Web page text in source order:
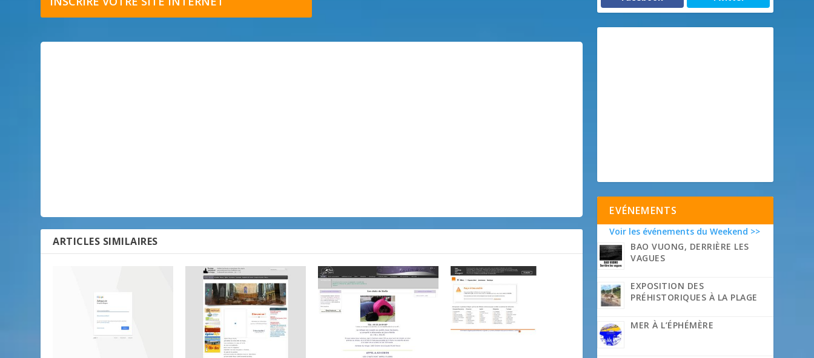
ARTICLES SIMILAIRES
EVÉNEMENTS
Voir les événements du Weekend >>
BAO VUONG, DERRIÈRE LES
VAGUES
EXPOSITION DES
PRÉHISTORIQUES À LA PLAGE
MER À L’ÉPHÉMÈRE